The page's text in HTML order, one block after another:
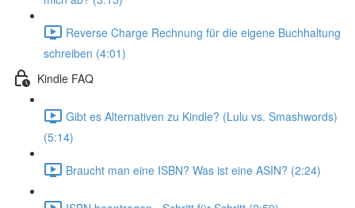
Reverse Charge Rechnung für die eigene Buchhaltung
schreiben (4:01)
Kindle FAQ
Gibt es Alternativen zu Kindle? (Lulu vs. Smashwords)
(5:14)
Braucht man eine ISBN? Was ist eine ASIN? (2:24)